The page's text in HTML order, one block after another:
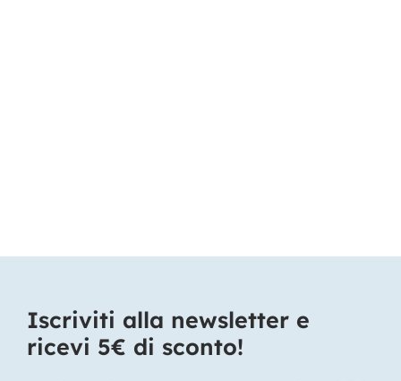
Iscriviti alla newsletter e
ricevi 5€ di sconto!​